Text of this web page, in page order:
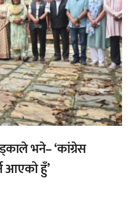
भने– ‘कांग्रेस
आएको हुँ’